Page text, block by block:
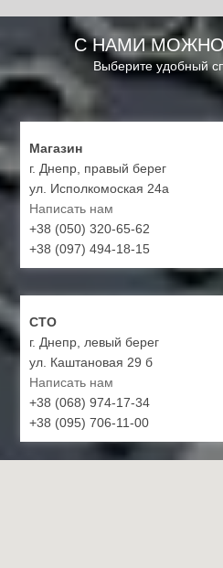
С НАМИ МОЖНО
Выберите удобный
Магазин
г. Днепр, правый берег
ул. Исполкомоская 24а
Написать нам
+38 (050) 320-65-62
+38 (097) 494-18-15
СТО
г. Днепр, левый берег
ул. Каштановая 29 б
Написать нам
+38 (068) 974-17-34
+38 (095) 706-11-00